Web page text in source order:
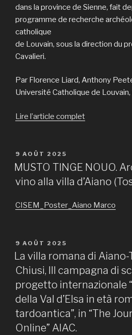
dans la province de Sienne, fait
programme de recherche
catholique
de Louvain, sous la direction du
Cavalieri.
Par Florence Liard, Anthony
Université Catholique de
Lire l’article complet
PUBLIÉ
LE
9 AOÛT 2025
MUSTO TINGE NOUO.
vino alla villa d’Aiano
CISEM_Poster_Aiano Marco
PUBLIÉ
LE
9 AOÛT 2025
La villa romana di
Chiusi, III campagna di
progetto internazionale
della Val d’Elsa in età
tardoantica”, in “The
Online” AIAC.